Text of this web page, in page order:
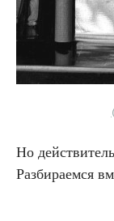
Но
Разбираемся